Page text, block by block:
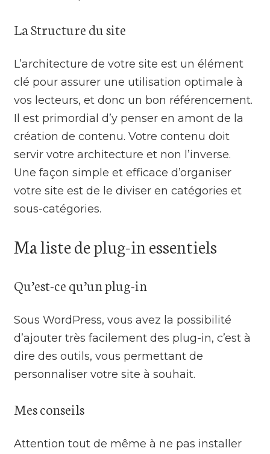
La Structure du site
L’architecture de votre site est un élément
clé pour assurer une utilisation optimale à
vos lecteurs, et donc un bon référencement.
Il est primordial d’y penser en amont de la
création de contenu. Votre contenu doit
servir votre architecture et non l’inverse.
Une façon simple et efficace d’organiser
votre site est de le diviser en catégories et
sous-catégories.
Ma liste de plug-in essentiels
Qu’est-ce qu’un plug-in
Sous WordPress, vous avez la possibilité
d’ajouter très facilement des plug-in, c’est à
dire des outils, vous permettant de
personnaliser votre site à souhait.
Mes conseils
Attention tout de même à ne pas installer